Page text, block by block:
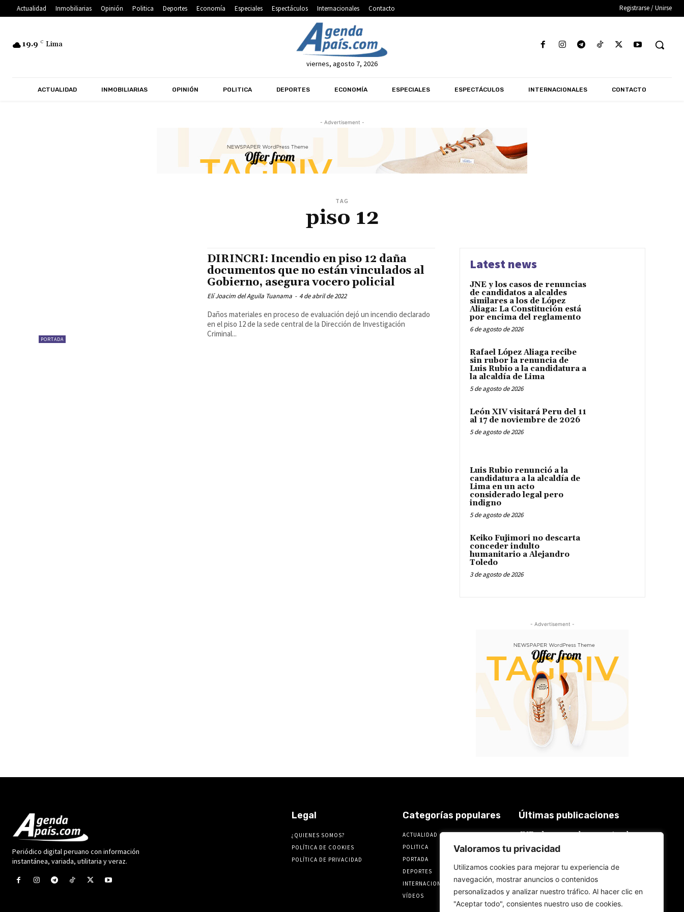
Valoramos tu privacidad
Utilizamos cookies para mejorar tu experiencia de
navegación, mostrar anuncios o contenidos
personalizados y analizar nuestro tráfico. Al hacer clic en
"Aceptar todo", consientes nuestro uso de cookies.
Actualidad Inmobiliarias Opinión Politica Deportes Economía Especiales Espectáculos Internacionales Contacto Registrarse / Unirse
19.9 C Lima
viernes, agosto 7, 2026
ACTUALIDAD INMOBILIARIAS OPINIÓN POLITICA DEPORTES ECONOMÍA ESPECIALES ESPECTÁCULOS INTERNACIONALES CONTACTO
- Advertisement -
TAG
piso 12
PORTADA
DIRINCRI: Incendio en piso 12 daña
documentos que no están vinculados al
Gobierno, asegura vocero policial
Elí Joacim del Aguila Tuanama - 4 de abril de 2022
Daños materiales en proceso de evaluación dejó un incendio declarado
en el piso 12 de la sede central de la Dirección de Investigación
Criminal...
Latest news
JNE y los casos de renuncias
de candidatos a alcaldes
similares a los de López
Aliaga: La Constitución está
por encima del reglamento
6 de agosto de 2026
Rafael López Aliaga recibe
sin rubor la renuncia de
Luis Rubio a la candidatura a
la alcaldía de Lima
5 de agosto de 2026
León XIV visitará Peru del 11
al 17 de noviembre de 2026
5 de agosto de 2026
Luis Rubio renunció a la
candidatura a la alcaldía de
Lima en un acto
considerado legal pero
indigno
5 de agosto de 2026
Keiko Fujimori no descarta
conceder indulto
humanitario a Alejandro
Toledo
3 de agosto de 2026
- Advertisement -
Periódico digital peruano con información
instantánea, variada, utilitaria y veraz.
Legal
¿QUIENES SOMOS?
POLÍTICA DE COOKIES
POLÍTICA DE PRIVACIDAD
Categorías populares
ACTUALIDAD
3921
POLITICA
2018
PORTADA
DEPORTES
577
INTERNACIONALES
559
VÍDEOS
534
Últimas publicaciones
JNE y los casos de renuncias de
candidatos a alcaldes similares a
los de López Aliaga: La
reglamento
6 de agosto de 2026
Rafael López Aliaga recibe sin